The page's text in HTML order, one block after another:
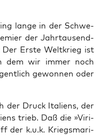
lan­ge in der Schwe­
der Jahr­tau­send­
Ers­te Welt­krieg ist
dem wir immer noch
gewon­nen oder
der Druck Ita­li­ens, der
trieb. Daß die »Viri­
der k.u.k. Kriegs­ma­ri­